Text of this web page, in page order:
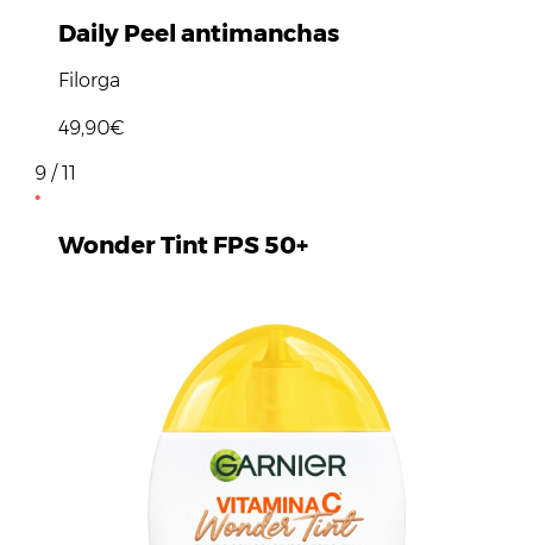
Daily Peel antimanchas
Filorga
49,90€
9 / 11
Wonder Tint FPS 50+